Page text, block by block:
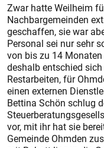
Zwar hatte Weilheim
Nachbargemeinden
geschaffen, sie war
Personal sei nur sehr
von bis zu 14
deshalb entschied
Restarbeiten, für
einen externen
Bettina Schön schlug
vor, mit ihr hat sie
Gemeinde Ohmden